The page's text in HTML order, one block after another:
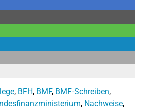
, BFH, BMF, BMF-Schreiben,
, Nachweise,